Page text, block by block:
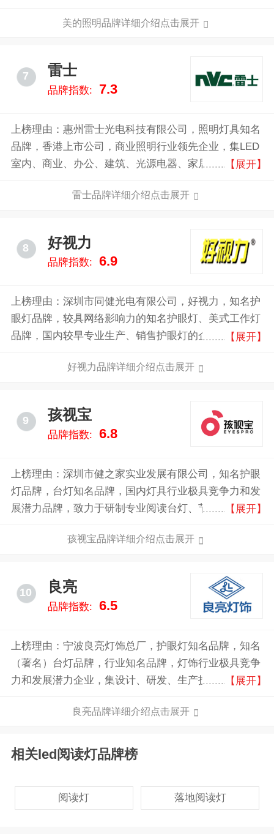
电器、家居照明、商业照明、办公照明、户外照明、
美的照明品牌详细介绍点击展开
7 雷士
品牌指数: 7.3
上榜理由：惠州雷士光电科技有限公司，照明灯具知名
品牌，香港上市公司，商业照明行业领先企业，集LED
室内、商业、办公、建筑、光源电器、家居等领域产品
架、电子镇流器供应商。
【展开】
雷士品牌详细介绍点击展开
8 好视力
品牌指数: 6.9
上榜理由：深圳市同健光电有限公司，好视力，知名护
眼灯品牌，较具网络影响力的知名护眼灯、美式工作灯
品牌，国内较早专业生产、销售护眼灯的企业，自品牌
体验的深入理解，好视力护眼灯在市场上享有良好的声
【展开】
好视力品牌详细介绍点击展开
9 孩视宝
品牌指数: 6.8
上榜理由：深圳市健之家实业发展有限公司，知名护眼
灯品牌，台灯知名品牌，国内灯具行业极具竞争力和发
展潜力品牌，致力于研制专业阅读台灯、节能灯管、电
【展开】
孩视宝品牌详细介绍点击展开
10 良亮
品牌指数: 6.5
上榜理由：宁波良亮灯饰总厂，护眼灯知名品牌，知名
（著名）台灯品牌，行业知名品牌，灯饰行业极具竞争
力和发展潜力企业，集设计、研发、生产技术、销售于
【展开】
良亮品牌详细介绍点击展开
相关led阅读灯品牌榜
阅读灯 落地阅读灯